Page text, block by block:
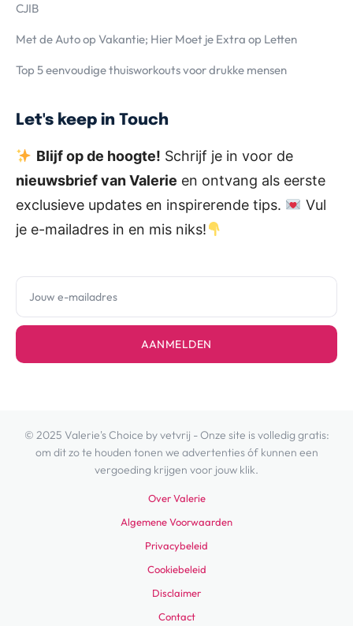
CJIB
Met de Auto op Vakantie; Hier Moet je Extra op Letten
Top 5 eenvoudige thuisworkouts voor drukke mensen
Let's keep in Touch
Blijf op de hoogte! Schrijf je in voor de
nieuwsbrief van Valerie en ontvang als eerste
exclusieve updates en inspirerende tips.
Vul
je e-mailadres in en mis niks!
AANMELDEN
© 2025 Valerie's Choice by vetvrij - Onze site is volledig gratis:
om dit zo te houden tonen we advertenties óf kunnen een
vergoeding krijgen voor jouw klik.
Over Valerie
Algemene Voorwaarden
Privacybeleid
Cookiebeleid
Disclaimer
Contact